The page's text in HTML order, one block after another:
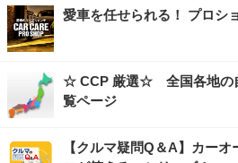
愛車を任せられる！ プロシ
☆ CCP 厳選☆ 全国各地の
覧ページ
【クルマ疑問Q＆A】カー